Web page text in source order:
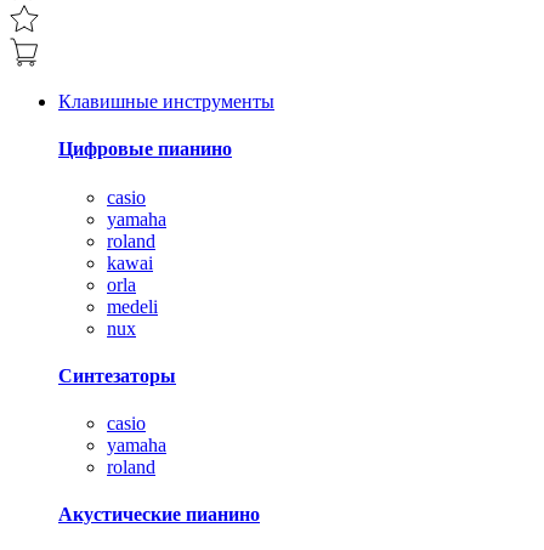
Клавишные инструменты
Цифровые пианино
casio
yamaha
roland
kawai
orla
medeli
nux
Синтезаторы
casio
yamaha
roland
Акустические пианино